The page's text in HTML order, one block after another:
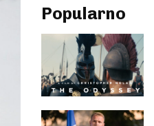
Popularno